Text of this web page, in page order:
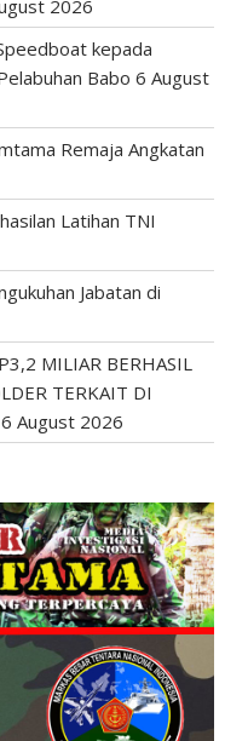
2026
kepada
Babo 6 August
Remaja Angkatan
Latihan TNI
Jabatan di
MILIAR BERHASIL
TERKAIT DI
6 August 2026